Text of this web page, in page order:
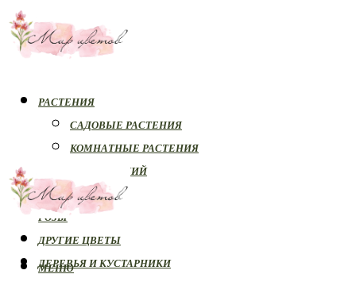
РАСТЕНИЯ
САДОВЫЕ РАСТЕНИЯ
КОМНАТНЫЕ РАСТЕНИЯ
БОЛЕЗНИ РАСТЕНИЙ
ОРХИДЕИ
РОЗЫ
ДРУГИЕ ЦВЕТЫ
ДЕРЕВЬЯ И КУСТАРНИКИ
МЕНЮ